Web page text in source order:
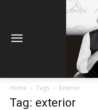
Home Tags Exterior
Tag: exterior